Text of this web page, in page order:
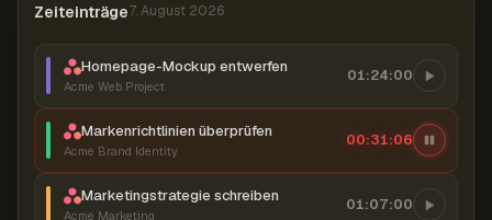
Zeiteinträge7. August 2026
Homepage-Mockup entwerfen
Acme Web Project
01:24:00
Markenrichtlinien überprüfen
Acme Brand Identity
00:31:07
Marketingstrategie schreiben
Acme Marketing
01:07:00